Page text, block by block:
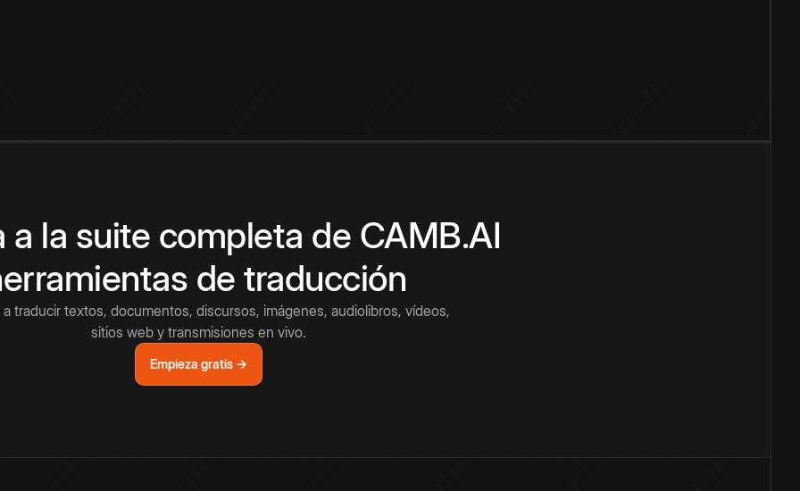
a la suite completa de CAMB.AI
de traducción
a traducir textos, documentos, discursos, imágenes, audiolibros, vídeos,
sitios web y transmisiones en vivo.
Empieza gratis →